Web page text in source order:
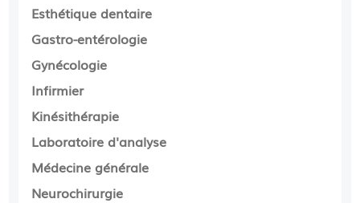
Esthétique dentaire
Gastro-entérologie
Gynécologie
Infirmier
Kinésithérapie
Laboratoire d'analyse
Médecine générale
Neurochirurgie